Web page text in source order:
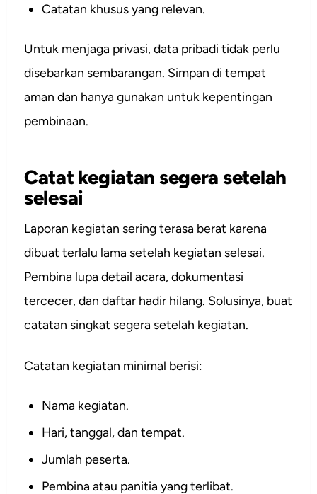
Catatan khusus yang relevan.
Untuk menjaga privasi, data pribadi tidak perlu
disebarkan sembarangan. Simpan di tempat
aman dan hanya gunakan untuk kepentingan
pembinaan.
Catat kegiatan segera setelah
selesai
Laporan kegiatan sering terasa berat karena
dibuat terlalu lama setelah kegiatan selesai.
Pembina lupa detail acara, dokumentasi
tercecer, dan daftar hadir hilang. Solusinya, buat
catatan singkat segera setelah kegiatan.
Catatan kegiatan minimal berisi:
Nama kegiatan.
Hari, tanggal, dan tempat.
Jumlah peserta.
Pembina atau panitia yang terlibat.